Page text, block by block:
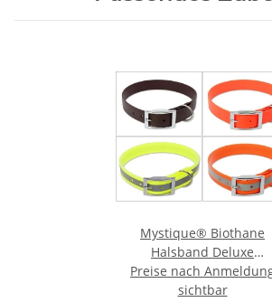
Mystique® Biothane
Halsband Deluxe
Hundehalsband
Preise nach
sichtbar